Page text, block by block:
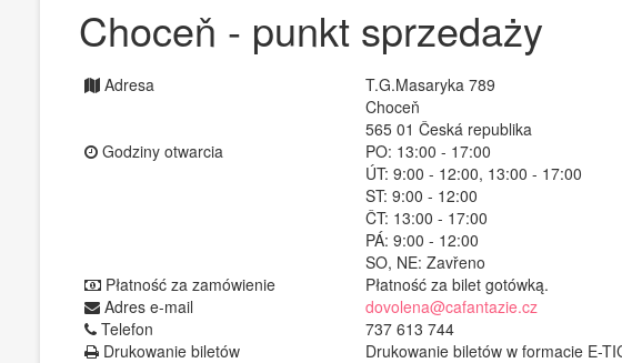
Choceň - punkt sprzedaży
Adresa
T.G.Masaryka 789
Choceň
565 01 Česká republika
Godziny otwarcia
PO: 13:00 - 17:00
ÚT: 9:00 - 12:00, 13:00 - 17:00
ST: 9:00 - 12:00
ČT: 13:00 - 17:00
PÁ: 9:00 - 12:00
SO, NE: Zavřeno
Płatność za zamówienie
Płatność za bilet gotówką.
Adres e-mail
dovolena@cafantazie.cz
Telefon
737 613 744
Drukowanie biletów
Drukowanie biletów w formacie E-